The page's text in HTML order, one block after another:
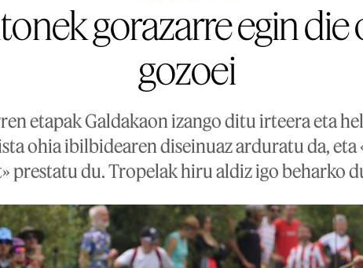
gorazarre egin
gozoei
etapak Galdakaon izango ditu irteera eta
ohia ibilbidearen diseinuaz arduratu da, eta
prestatu du. Tropelak hiru aldiz igo beharko